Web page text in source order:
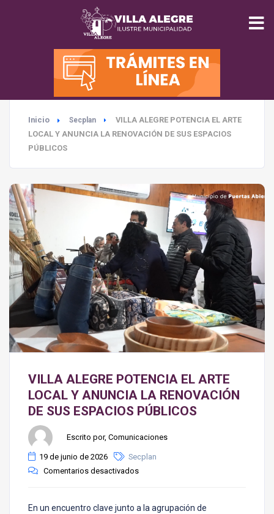
INICIO
MUNICIPALIDAD
SEGURIDAD
SALUD
TURISMO
MEDIO AMBIENTE
Inicio Secplan
VILLA ALEGRE POTENCIA EL ARTE
LOCAL Y ANUNCIA LA RENOVACIÓN DE SUS ESPACIOS
PÚBLICOS
VILLA ALEGRE POTENCIA EL ARTE
LOCAL Y ANUNCIA LA RENOVACIÓN
DE SUS ESPACIOS PÚBLICOS
Escrito por, Comunicaciones
19 de junio de 2026
Secplan
Comentarios desactivados
En un encuentro clave junto a la agrupación de